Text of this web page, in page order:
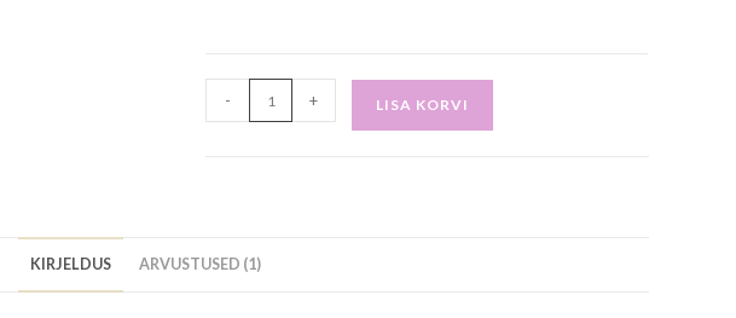
- + LISA KORVI
KIRJELDUS ARVUSTUSED (1)